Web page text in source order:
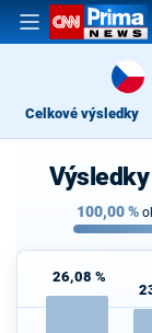
Celkové výsledky
100,00%
26,08 %